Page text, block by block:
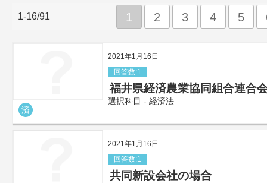
1-16/91 1 2 3 4 5
2021年1月16日
回答数:1
福井県経済農業協同組合連合
選択科目 - 経済法
済
2021年1月16日
回答数:1
共同新設会社の場合